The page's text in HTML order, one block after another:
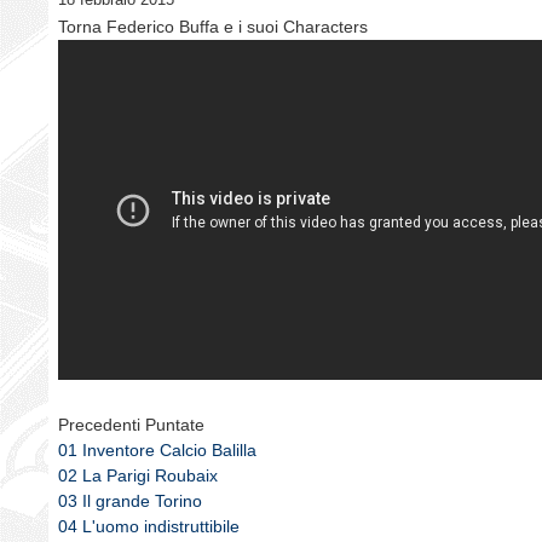
Torna Federico Buffa e i suoi Characters
Precedenti Puntate
01 Inventore Calcio Balilla
02 La Parigi Roubaix
03 Il grande Torino
04 L'uomo indistruttibile